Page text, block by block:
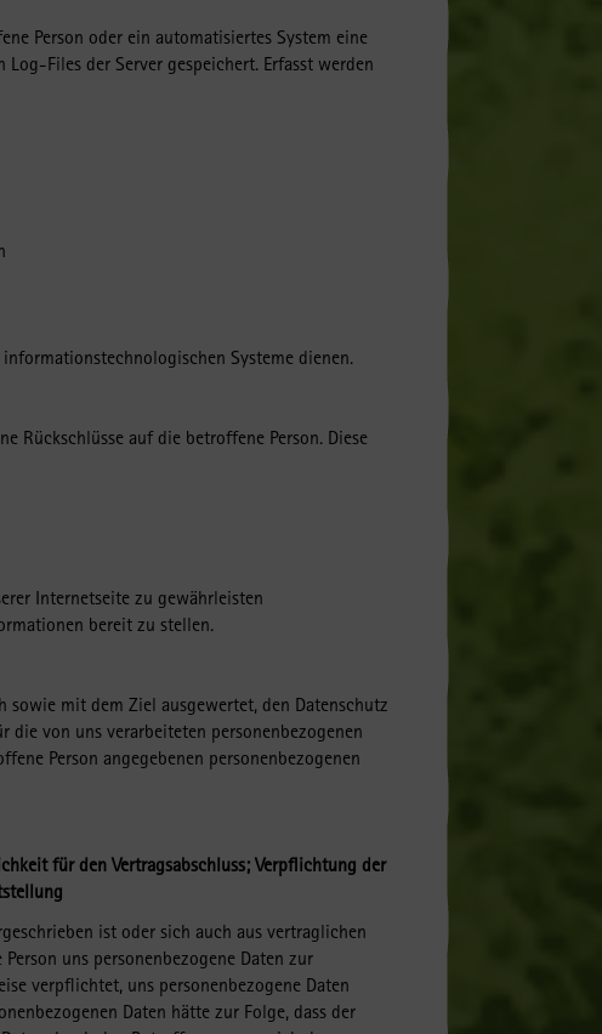
Person oder ein automatisiertes System eine
Files der Server gespeichert. Erfasst werden
Systeme dienen.
Rückschlüsse auf die betroffene Person. Diese
Internetseite zu gewährleisten
bereit zu stellen.
sowie mit dem Ziel ausgewertet, den Datenschutz
von uns verarbeiteten personenbezogenen
Person angegebenen personenbezogenen
für den Vertragsabschluss; Verpflichtung der
ist oder sich auch aus vertraglichen
uns personenbezogene Daten zur
verpflichtet, uns personenbezogene Daten
Daten hätte zur Folge, dass der